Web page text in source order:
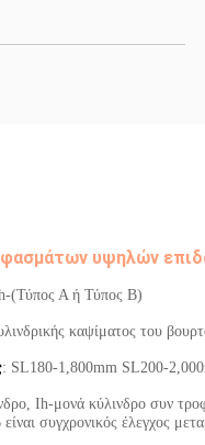
υψηλών
(Τύπος Α ή Τύπος Β)
καψίματος του
: SL180-1,800mm SL200-
Ih-μονά κύλινδρο συν
συγχρονικός έλεγχος